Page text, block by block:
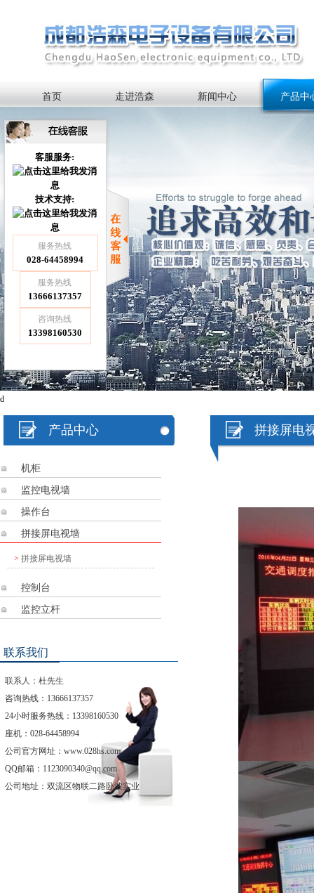
首页 走进浩森 新闻中心 产品中
d
产品中心
机柜
监控电视墙
操作台
拼接屏电视墙
> 拼接屏电视墙
控制台
监控立杆
联系我们
联系人：杜先生
咨询热线：13666137357
24小时服务热线：13398160530
座机：028-64458994
公司官方网址：www.028hs.com
QQ邮箱：1123090340@qq.com
公司地址：双流区物联二路卧波实业
拼接屏电
客服服务:
技术支持:
服务热线
028-64458994
服务热线
13666137357
咨询热线
13398160530